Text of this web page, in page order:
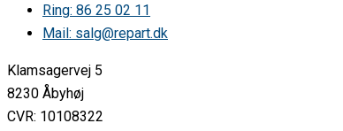
Gorenje FN6192OW ZOF2869C 458657 •
Gorenje FN6192OW ZOF2869C 518350 •
Gorenje FN6192OX ZOF2869C 518351 •
Gorenje FN6192PB ZOF2869H 518256 •
Gorenje FN6192PBUK ZOF2869H 556253 •
Gorenje FN6192PW ZOF2869H 498219 •
Ring: 86 25 02 11
Mail: salg@repart.dk
Klamsagervej 5
8230 Åbyhøj
CVR: 10108322